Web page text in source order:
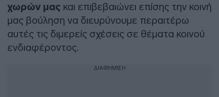
χωρών μας και επιβεβαιώνει επίσης την κοινή
μας βούληση να διευρύνουμε περαιτέρω
αυτές τις διμερείς σχέσεις σε θέματα κοινού
ενδιαφέροντος.
ΔΙΑΦΗΜΙΣΗ